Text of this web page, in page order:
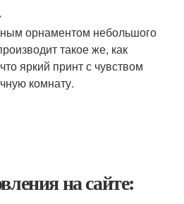
орнаментом небольшого
такое же, как
яркий принт с чувством
комнату.
на сайте: